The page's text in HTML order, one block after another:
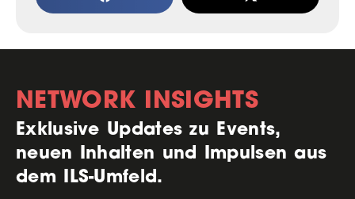
NETWORK INSIGHTS
Exklusive Updates zu Events,
neuen Inhalten und Impulsen aus
dem ILS-Umfeld.